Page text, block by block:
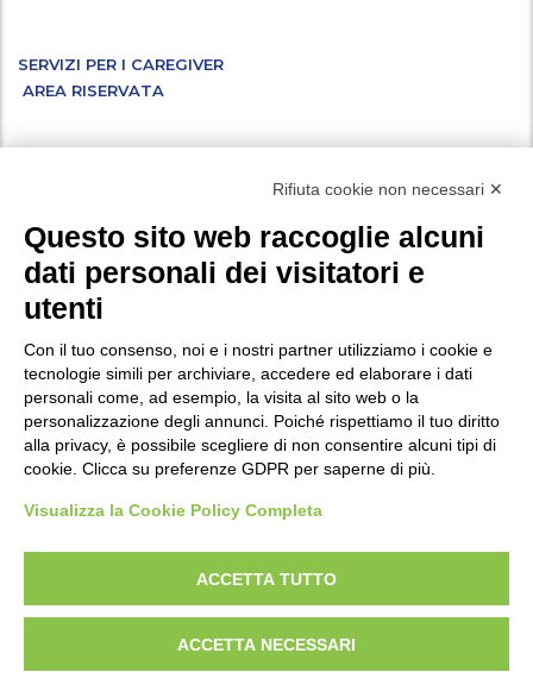
SERVIZI PER I CAREGIVER
AREA RISERVATA
Vuoi iscriverti alla nostra newsletter ed essere aggiornato su tutte le
novità e i progetti a cui stiamo lavorando? Compila i campi
del
modulo di iscrizione
Privacy
Policy di protezione dei minori
Modifica preferenze Cookie
P.IVA e Iscr. Reg. Imp. MO 04699521219
REA MO – 341781
Rifiuta cookie non necessari ✕
Questo sito web raccoglie alcuni
dati personali dei visitatori e
utenti
Con il tuo consenso, noi e i nostri partner utilizziamo i cookie e
tecnologie simili per archiviare, accedere ed elaborare i dati
personali come, ad esempio, la visita al sito web o la
personalizzazione degli annunci. Poiché rispettiamo il tuo diritto
alla privacy, è possibile scegliere di non consentire alcuni tipi di
cookie. Clicca su preferenze GDPR per saperne di più.
Visualizza la Cookie Policy Completa
ACCETTA TUTTO
ACCETTA NECESSARI